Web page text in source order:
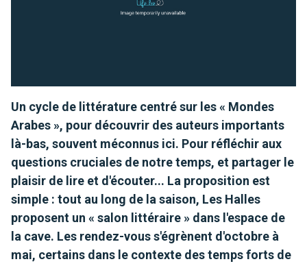
Un cycle de littérature centré sur les « Mondes
Arabes », pour découvrir des auteurs importants
là-bas, souvent méconnus ici. Pour réfléchir aux
questions cruciales de notre temps, et partager le
plaisir de lire et d'écouter... La proposition est
simple : tout au long de la saison, Les Halles
proposent un « salon littéraire » dans l'espace de
la cave. Les rendez-vous s'égrènent d'octobre à
mai, certains dans le contexte des temps forts de